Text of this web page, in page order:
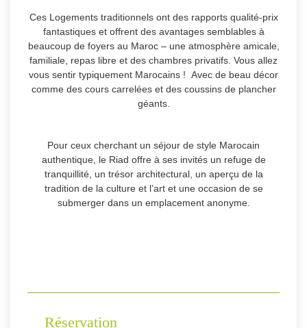
Ces Logements traditionnels ont des rapports qualité-prix
fantastiques et offrent des avantages semblables à
beaucoup de foyers au Maroc – une atmosphère amicale,
familiale, repas libre et des chambres privatifs. Vous allez
vous sentir typiquement Marocains ! Avec de beau décor
comme des cours carrelées et des coussins de plancher
géants.
Pour ceux cherchant un séjour de style Marocain
authentique, le Riad offre à ses invités un refuge de
tranquillité, un trésor architectural, un aperçu de la
tradition de la culture et l’art et une occasion de se
submerger dans un emplacement anonyme.
Réservation